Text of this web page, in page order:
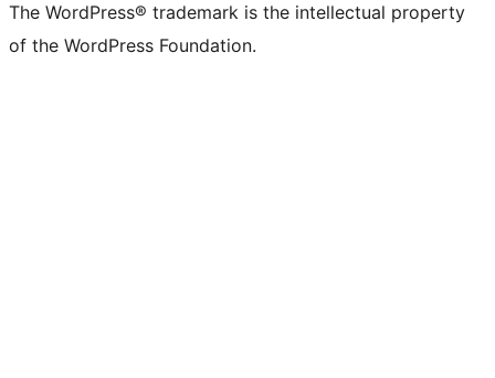
The WordPress® trademark is the intellectual property
of the WordPress Foundation.